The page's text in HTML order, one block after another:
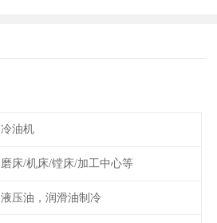
冷油机
磨床/机床/镗床/加工中心等
液压油，润滑油制冷